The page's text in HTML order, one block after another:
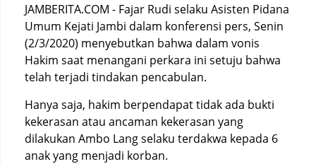
JAMBERITA.COM - Fajar Rudi selaku Asisten Pidana
Umum Kejati Jambi dalam konferensi pers, Senin
(2/3/2020) menyebutkan bahwa dalam vonis
Hakim saat menangani perkara ini setuju bahwa
telah terjadi tindakan pencabulan.
Hanya saja, hakim berpendapat tidak ada bukti
kekerasan atau ancaman kekerasan yang
dilakukan Ambo Lang selaku terdakwa kepada 6
anak yang menjadi korban.